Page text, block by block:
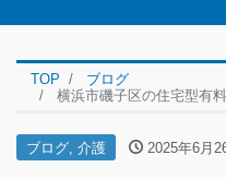
TOP
ブログ
横浜市磯子区の住宅型有料
ブログ 介護 2025年6月